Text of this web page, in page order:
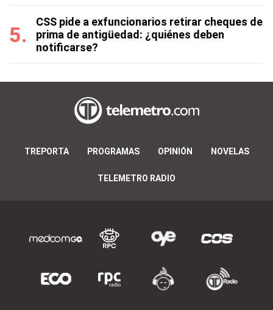
CSS pide a exfuncionarios retirar cheques de
prima de antigüedad: ¿quiénes deben
notificarse?
TREPORTA PROGRAMAS OPINIÓN NOVELAS
TELEMETRO RADIO